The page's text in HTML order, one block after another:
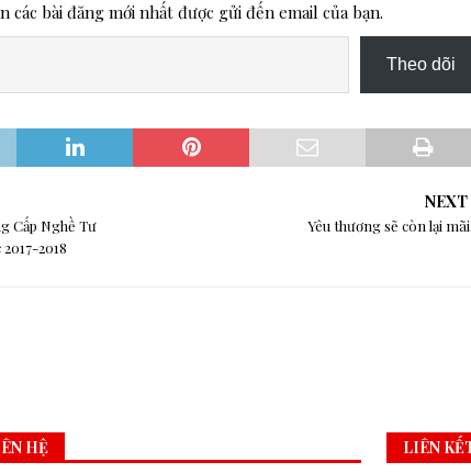
các bài đăng mới nhất được gửi đến email của bạn.
Theo dõi
Cấp Nghề Tư
2018
NEXT
Yêu thương sẽ còn lại
HỆ LIÊN